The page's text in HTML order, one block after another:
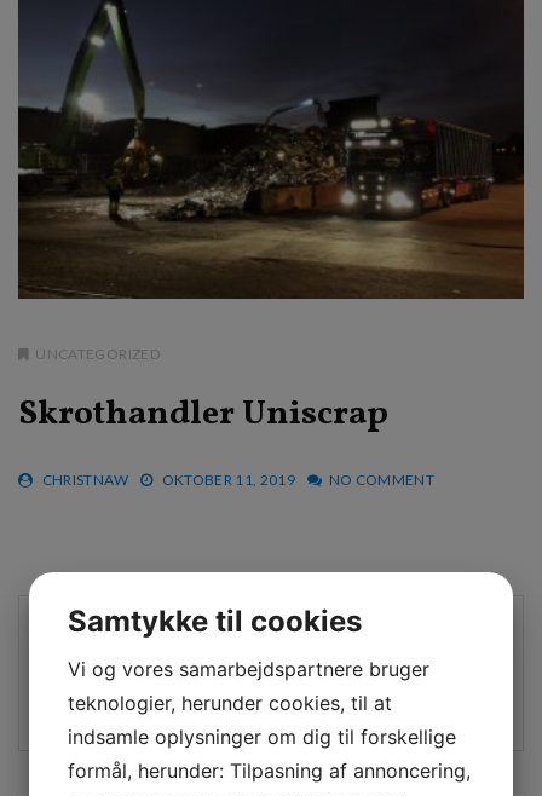
UNCATEGORIZED
Skrothandler Uniscrap
CHRISTNAW OKTOBER 11, 2019 NO COMMENT
Samtykke til cookies
Vi og vores samarbejdspartnere bruger
teknologier, herunder cookies, til at
indsamle oplysninger om dig til forskellige
formål, herunder: Tilpasning af annoncering,